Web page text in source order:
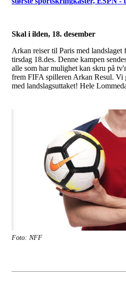
Skal i ilden, 18. desember
Arkan reiser til Paris med
tirsdag 18.des. Denne kampen
alle som har mulighet kan skru på
frem FIFA spilleren Arkan Resul. Vi
med landslagsuttaket! Hele
Foto: NFF